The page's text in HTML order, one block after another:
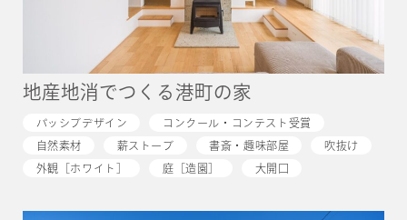
地産地消でつくる港町の家
パッシブデザイン コンクール・コンテスト受賞
自然素材 薪ストーブ 書斎・趣味部屋 吹抜け
外観［ホワイト］ 庭［造園］ 大開口